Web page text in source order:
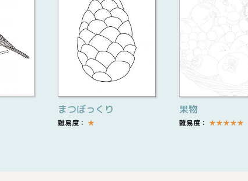
まつぼっくり
難易度： ★
果物
難易度： ★★★★★